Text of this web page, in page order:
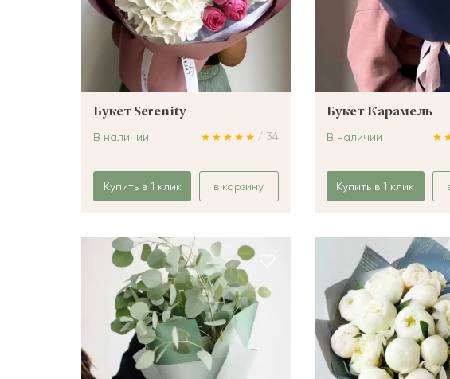
Букет Serenity
/ 34
В наличии
Купить в 1 клик в корзину
Букет Карамель
В наличии
Купить в 1 клик